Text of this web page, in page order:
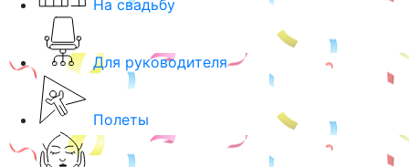
На свадьбу
Для руководителя
Полеты